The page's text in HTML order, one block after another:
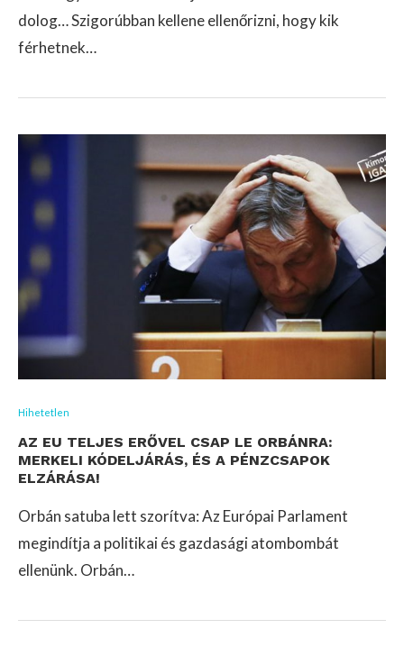
dolog… Szigorúbban kellene ellenőrizni, hogy kik
férhetnek…
Hihetetlen
AZ EU TELJES ERŐVEL CSAP LE ORBÁNRA:
MERKELI KÓDELJÁRÁS, ÉS A PÉNZCSAPOK
ELZÁRÁSA!
Orbán satuba lett szorítva: Az Európai Parlament
megindítja a politikai és gazdasági atombombát
ellenünk. Orbán…